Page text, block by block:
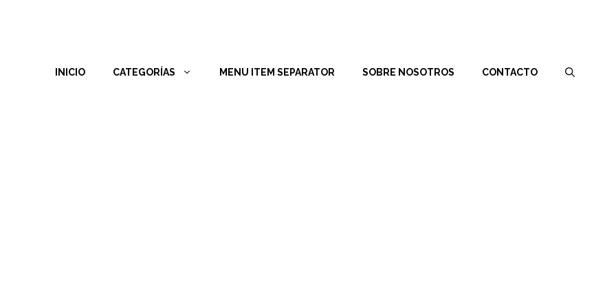
INICIO CATEGORÍAS MENU ITEM SEPARATOR SOBRE NOSOTROS CONTACTO